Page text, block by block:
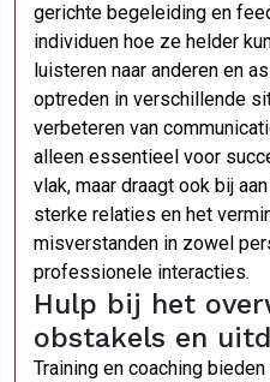
gerichte begeleiding en
individuen hoe ze helder
luisteren naar anderen en
optreden in verschillende
verbeteren van
alleen essentieel voor
vlak, maar draagt ook bij
sterke relaties en het
misverstanden in zowel
professionele interacties.
Hulp bij het
obstakels en
Training en coaching